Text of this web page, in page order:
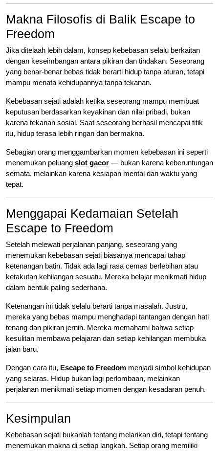
Makna Filosofis di Balik Escape to
Freedom
Jika ditelaah lebih dalam, konsep kebebasan selalu berkaitan
dengan keseimbangan antara pikiran dan tindakan. Seseorang
yang benar-benar bebas tidak berarti hidup tanpa aturan, tetapi
mampu menata kehidupannya tanpa tekanan.
Kebebasan sejati adalah ketika seseorang mampu membuat
keputusan berdasarkan keyakinan dan nilai pribadi, bukan
karena tekanan sosial. Saat seseorang berhasil mencapai titik
itu, hidup terasa lebih ringan dan bermakna.
Sebagian orang menggambarkan momen kebebasan ini seperti
menemukan peluang slot gacor — bukan karena keberuntungan
semata, melainkan karena kesiapan mental dan waktu yang
tepat.
Menggapai Kedamaian Setelah
Escape to Freedom
Setelah melewati perjalanan panjang, seseorang yang
menemukan kebebasan sejati biasanya mencapai tahap
ketenangan batin. Tidak ada lagi rasa cemas berlebihan atau
ketakutan kehilangan sesuatu. Mereka belajar menikmati hidup
dalam bentuk paling sederhana.
Ketenangan ini tidak selalu berarti tanpa masalah. Justru,
mereka yang bebas mampu menghadapi tantangan dengan hati
tenang dan pikiran jernih. Mereka memahami bahwa setiap
kesulitan membawa pelajaran dan setiap kehilangan membuka
jalan baru.
Dengan cara itu, Escape to Freedom menjadi simbol kehidupan
yang selaras. Hidup bukan lagi perlombaan, melainkan
perjalanan menikmati setiap momen dengan kesadaran penuh.
Kesimpulan
Kebebasan sejati bukanlah tentang melarikan diri, tetapi tentang
menemukan makna di setiap langkah. Setiap orang memiliki